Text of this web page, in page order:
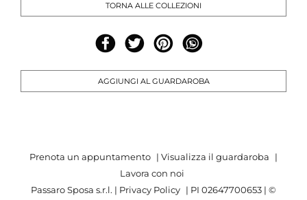
TORNA ALLE COLLEZIONI
AGGIUNGI AL GUARDAROBA
Prenota un appuntamento | Visualizza il guardaroba
|
Lavora con noi
Passaro Sposa s.r.l. | Privacy Policy | PI 02647700653 | ©